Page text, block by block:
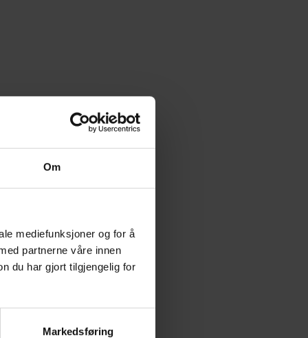
Om
mediefunksjoner og for å
partnerne våre innen
du har gjort tilgjengelig for
Markedsføring